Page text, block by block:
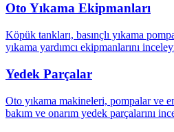
Oto Yıkama Ekipmanları
Köpük tankları, basınçlı yıkama
yıkama yardımcı ekipmanlarını
Yedek Parçalar
Oto yıkama makineleri, pompalar ve
bakım ve onarım yedek parçalarını